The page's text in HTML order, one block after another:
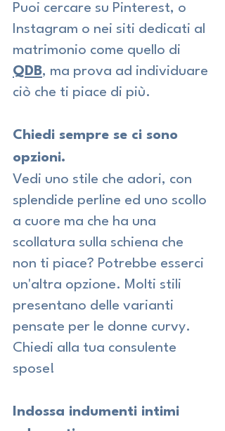
Puoi cercare su Pinterest, o
Instagram o nei siti dedicati al
matrimonio come quello di
QDB, ma prova ad individuare
ciò che ti piace di più.
Chiedi sempre se ci sono
opzioni.
Vedi uno stile che adori, con
splendide perline ed uno scollo
a cuore ma che ha una
scollatura sulla schiena che
non ti piace? Potrebbe esserci
un'altra opzione. Molti stili
presentano delle varianti
pensate per le donne curvy.
Chiedi alla tua consulente
spose!
Indossa indumenti intimi